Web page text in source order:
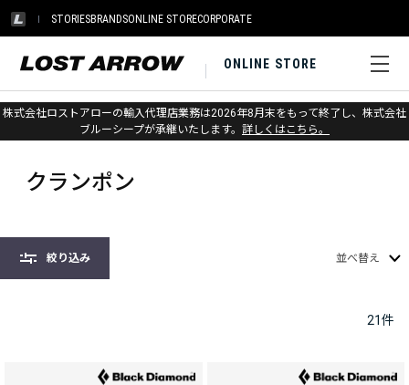
STORIESBRANDSONLINE STORECORPORATE
ONLINE STORE
株式会社ロストアローの輸入代理店業務は2026年8月末をもって終了し、株式会社
ブルーシープが承継いたします。 詳しくはこちら。
ホーム > ブラックダイヤモンド > アイス > クランポン
クランポン
絞り込み 並べ替え
21件